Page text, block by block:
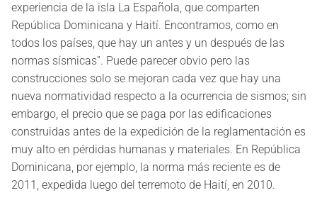
experiencia de la isla La Española, que comparten
República Dominicana y Haití. Encontramos, como en
todos los países, que hay un antes y un después de las
normas sísmicas”. Puede parecer obvio pero las
construcciones solo se mejoran cada vez que hay una
nueva normatividad respecto a la ocurrencia de sismos; sin
embargo, el precio que se paga por las edificaciones
construidas antes de la expedición de la reglamentación es
muy alto en pérdidas humanas y materiales. En República
Dominicana, por ejemplo, la norma más reciente es de
2011, expedida luego del terremoto de Haití, en 2010.